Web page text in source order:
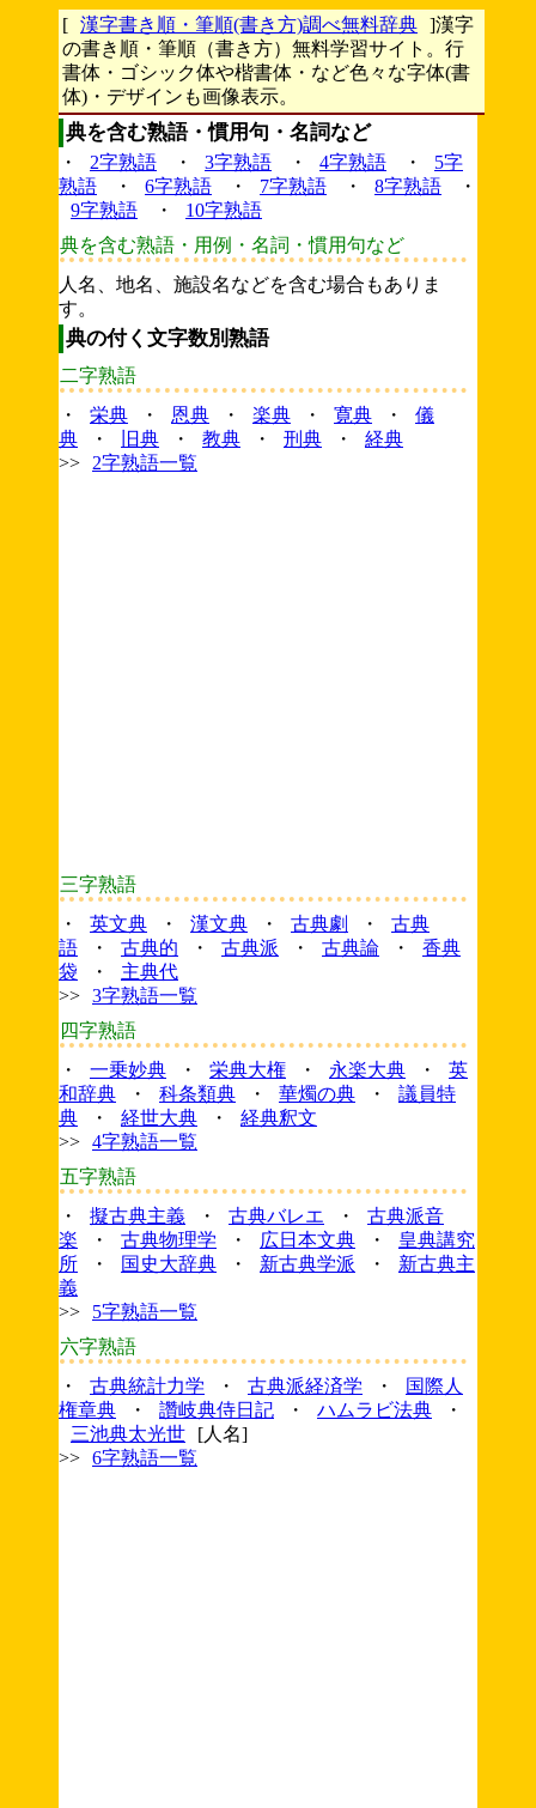
[ 漢字書き順・筆順(書き方)調べ無料辞典 ]漢字
の書き順・筆順（書き方）無料学習サイト。行
書体・ゴシック体や楷書体・など色々な字体(書
体)・デザインも画像表示。
典を含む熟語・慣用句・名詞など
・ 2字熟語 ・ 3字熟語 ・ 4字熟語 ・
5字
熟語
・ 6字熟語 ・ 7字熟語 ・ 8字熟語
・
9字熟語
・
10字熟語
典を含む熟語・用例・名詞・慣用句など
人名、地名、施設名などを含む場合もありま
す。
典の付く文字数別熟語
二字熟語
・
栄典 ・ 恩典 ・ 楽典 ・ 寛典 ・
儀
典
・ 旧典 ・ 教典 ・ 刑典 ・
経典
>>
2字熟語一覧
三字熟語
・
英文典 ・ 漢文典 ・ 古典劇 ・
古典
語
・ 古典的 ・ 古典派 ・ 古典論 ・
香典
袋
・
主典代
>> 3字熟語一覧
四字熟語
・
一乗妙典 ・ 栄典大権 ・ 永楽大典 ・
英
和辞典
・ 科条類典 ・ 華燭の典 ・
議員特
典
・ 経世大典 ・
経典釈文
>> 4字熟語一覧
五字熟語
・
擬古典主義 ・ 古典バレエ ・
古典派音
楽
・ 古典物理学 ・ 広日本文典 ・
皇典講究
所
・ 国史大辞典 ・ 新古典学派 ・
新古典主
義
>>
5字熟語一覧
六字熟語
・
古典統計力学 ・ 古典派経済学 ・
国際人
権章典
・ 讚岐典侍日記 ・ ハムラビ法典
・
三池典太光世
[人名]
>> 6字熟語一覧